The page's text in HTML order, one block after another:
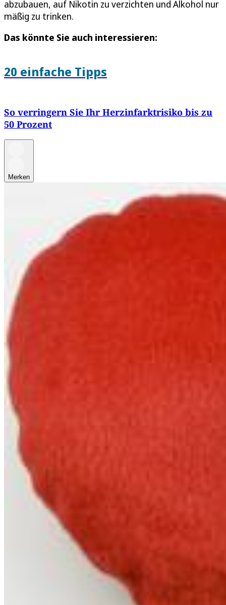
abzubauen, auf Nikotin zu verzichten und Alkohol nur
mäßig zu trinken.
Das könnte Sie auch interessieren:
20 einfache Tipps
So verringern Sie Ihr Herzinfarktrisiko bis zu
50 Prozent
Merken